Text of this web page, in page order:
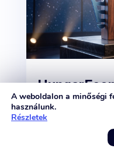
Szerző:
Szakmai érték
éve fut a
A weboldalon a minőségi
használunk.
Részletek